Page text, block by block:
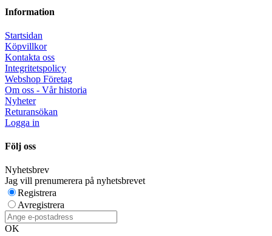
Information
Startsidan
Köpvillkor
Kontakta oss
Integritetspolicy
Webshop Företag
Om oss - Vår historia
Nyheter
Returansökan
Logga in
Följ oss
Nyhetsbrev
Jag vill prenumerera på nyhetsbrevet
Registrera
Avregistrera
OK